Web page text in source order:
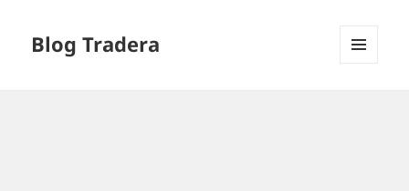
Blog Tradera